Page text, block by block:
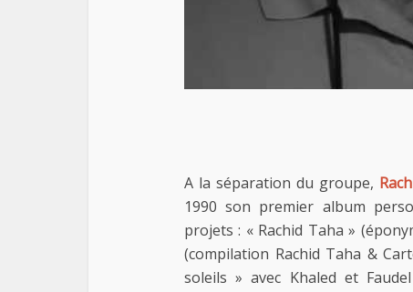
A la séparation du groupe,
1990 son premier album
projets : « Rachid Taha »
(compilation Rachid Taha &
soleils » avec Khaled et